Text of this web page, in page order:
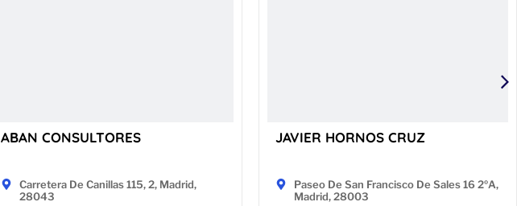
ABAN CONSULTORES
Carretera De Canillas 115, 2, Madrid,
28043
JAVIER HORNOS CRUZ
Paseo De San Francisco De Sales 16 2ºA,
Madrid, 28003